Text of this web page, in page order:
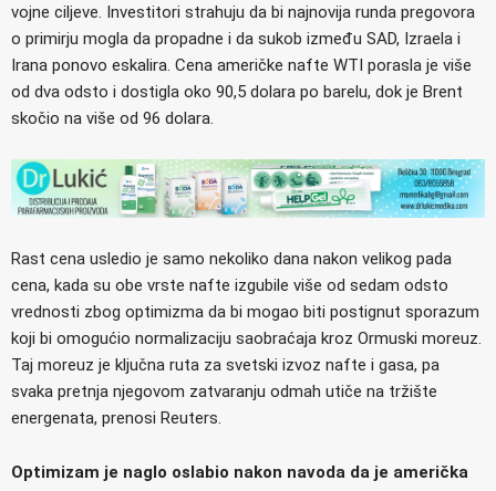
vojne ciljeve. Investitori strahuju da bi najnovija runda pregovora
o primirju mogla da propadne i da sukob između SAD, Izraela i
Irana ponovo eskalira. Cena američke nafte WTI porasla je više
od dva odsto i dostigla oko 90,5 dolara po barelu, dok je Brent
skočio na više od 96 dolara.
Rast cena usledio je samo nekoliko dana nakon velikog pada
cena, kada su obe vrste nafte izgubile više od sedam odsto
vrednosti zbog optimizma da bi mogao biti postignut sporazum
koji bi omogućio normalizaciju saobraćaja kroz Ormuski moreuz.
Taj moreuz je ključna ruta za svetski izvoz nafte i gasa, pa
svaka pretnja njegovom zatvaranju odmah utiče na tržište
energenata, prenosi Reuters.
Optimizam je naglo oslabio nakon navoda da je američka